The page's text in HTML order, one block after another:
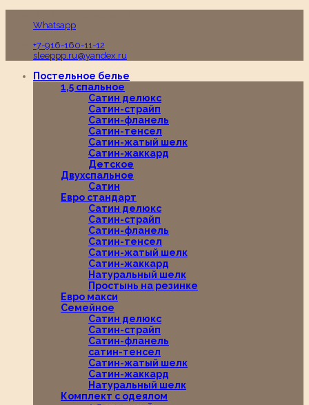
Whatsapp
+7-916-160-11-12
sleeppp.ru@yandex.ru
Постельное белье
1,5 спальное
Сатин делюкс
Сатин-страйп
Сатин-фланель
Сатин-тенсел
Сатин-жатый шелк
Сатин-жаккард
Детское
Двухспальное
Сатин
Евро стандарт
Сатин делюкс
Сатин-страйп
Сатин-фланель
Сатин-тенсел
Сатин-жатый шелк
Сатин-жаккард
Натуральный шелк
Простынь на резинке
Евро макси
Семейное
Сатин делюкс
Сатин-страйп
Сатин-фланель
сатин-тенсел
Сатин-жатый шелк
Сатин-жаккард
Натуральный шелк
Комплект с одеялом